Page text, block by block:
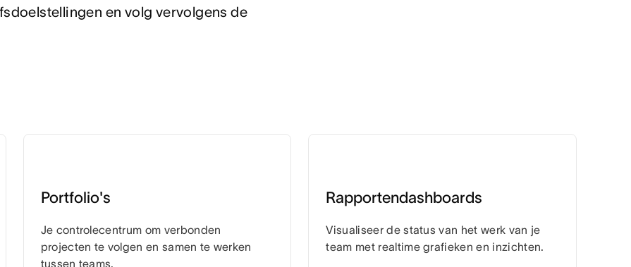
en volg vervolgens de
Portfolio's
Je controlecentrum om verbonden
projecten te volgen en samen te werken
tussen teams.
Rapportendashboards
Visualiseer de status van het werk van je
team met realtime grafieken en inzichten.